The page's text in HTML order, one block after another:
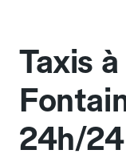
Taxis à
24h/